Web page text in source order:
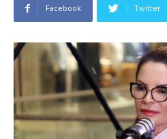
Facebook Twitter